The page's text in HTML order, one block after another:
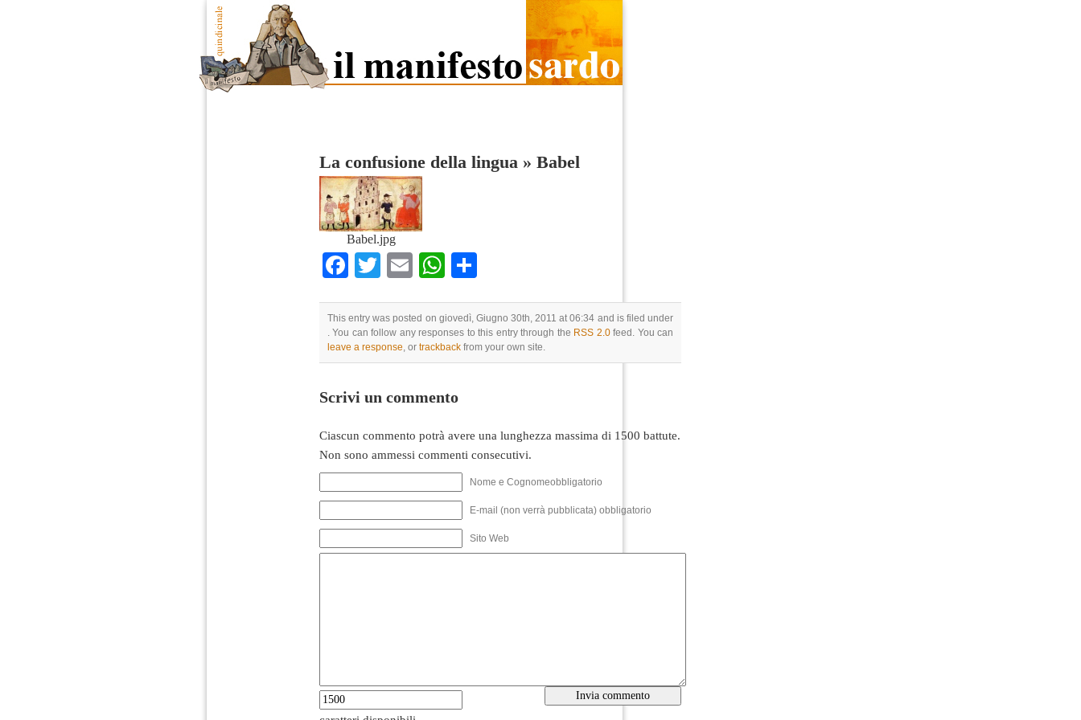
La confusione della lingua » Babel
Babel.jpg
Facebook
Twitter
EmailWhatsApp
This entry was posted on giovedì, Giugno 30th, 2011 at 06:34 and is filed under
. You can follow any responses to this entry through the RSS 2.0feed. You can
leave a response , or trackback from your own site.
Scrivi un commento
Ciascun commento potrà avere una lunghezza massima di 1500 battute.
Non sono ammessi commenti consecutivi.
Nome e Cognomeobbligatorio
E-mail (non verrà pubblicata) obbligatorio
Sito Web